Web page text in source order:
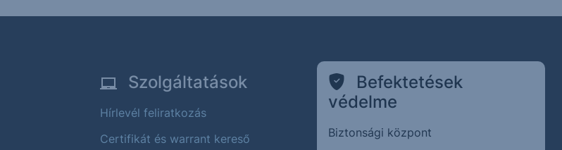
Szolgáltatások
Hírlevél feliratkozás
Certifikát és warrant kereső
Befektetések
védelme
Biztonsági központ